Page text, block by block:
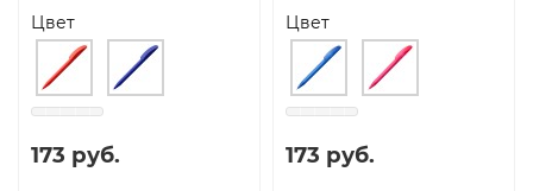
Цвет
173 руб.
Цвет
173 руб.